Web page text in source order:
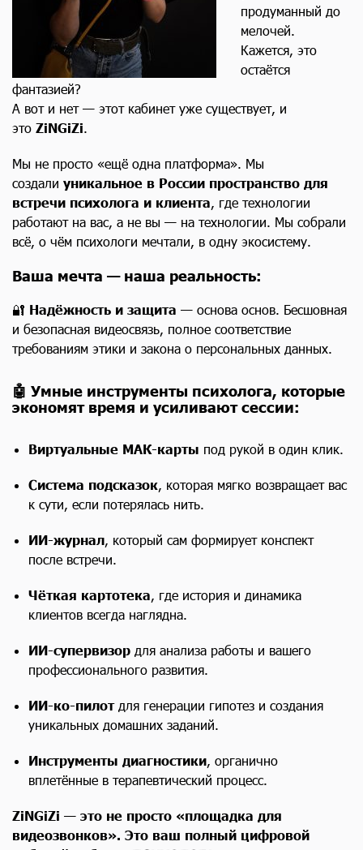
продуманный до
мелочей.
Кажется, это
остаётся
фантазией?
А вот и нет — этот кабинет уже существует, и
это ZiNGiZi
Мы не просто «ещё одна платформа». Мы
создали уникальное в России пространство для
встречи психолога и клиента , где технологии
работают на вас, а не вы — на технологии. Мы собрали
всё, о чём психологи мечтали, в одну экосистему.
Ваша мечта — наша реальность:
🔐 Надёжность и защита — основа основ. Бесшовная
и безопасная видеосвязь, полное соответствие
требованиям этики и закона о персональных данных.
🤖 Умные инструменты психолога, которые
экономят время и усиливают сессии:
Виртуальные МАК-карты под рукой в один клик.
Система подсказок , которая мягко возвращает вас
к сути, если потерялась нить.
ИИ-журнал , который сам формирует конспект
после встречи.
Чёткая картотека , где история и динамика
клиентов всегда наглядна.
ИИ-супервизор для анализа работы и вашего
профессионального развития.
ИИ-ко-пилотдля генерации гипотез и создания
уникальных домашних заданий.
Инструменты диагностики , органично
вплетённые в терапевтический процесс.
ZiNGiZi — это не просто «площадка для
видеозвонков». Это ваш полный цифровой